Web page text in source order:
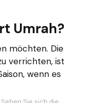
Umrah?
möchten. Die
verrichten, ist
wenn es